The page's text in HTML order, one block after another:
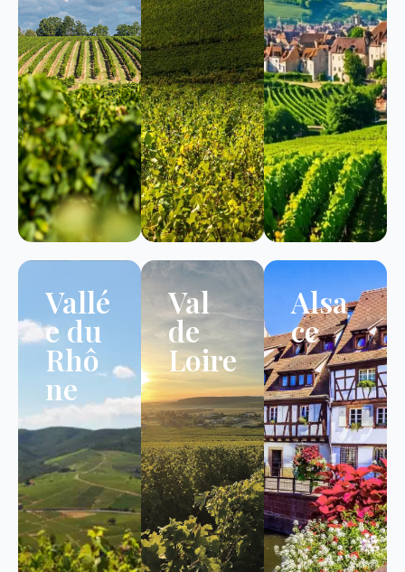
Vallé
e du
Rhô
ne
Val
de
Loire
Alsa
ce